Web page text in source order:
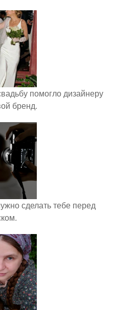
помогло дизайнеру
бренд.
сделать тебе перед